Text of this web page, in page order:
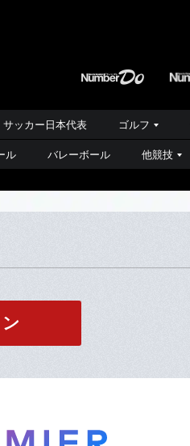
サッカー日本代表 ゴルフ
ル バレーボール 他競技